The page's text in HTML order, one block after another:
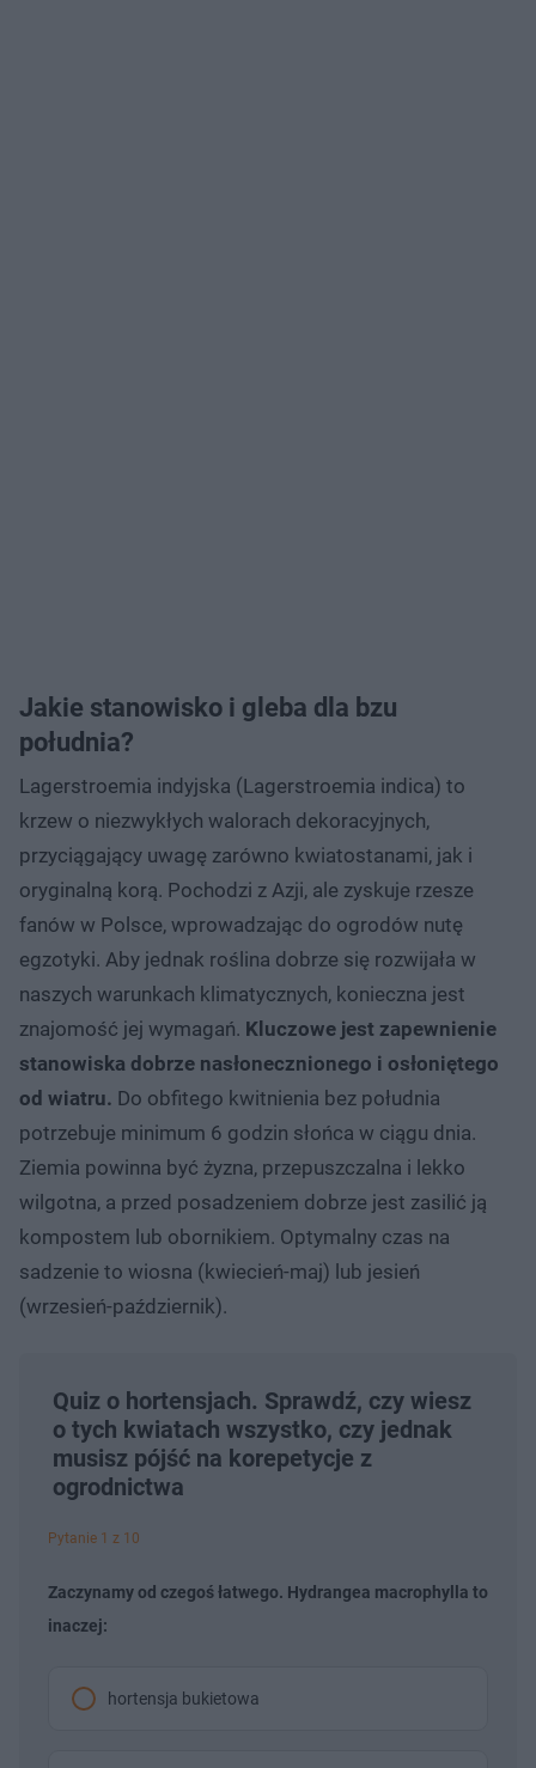
Jakie stanowisko i gleba dla bzu
południa?
Lagerstroemia indyjska (Lagerstroemia indica) to
krzew o niezwykłych walorach dekoracyjnych,
przyciągający uwagę zarówno kwiatostanami, jak i
oryginalną korą. Pochodzi z Azji, ale zyskuje rzesze
fanów w Polsce, wprowadzając do ogrodów nutę
egzotyki. Aby jednak roślina dobrze się rozwijała w
naszych warunkach klimatycznych, konieczna jest
znajomość jej wymagań. Kluczowe jest zapewnienie
stanowiska dobrze nasłonecznionego i osłoniętego
od wiatru. Do obfitego kwitnienia bez południa
potrzebuje minimum 6 godzin słońca w ciągu dnia.
Ziemia powinna być żyzna, przepuszczalna i lekko
wilgotna, a przed posadzeniem dobrze jest zasilić ją
kompostem lub obornikiem. Optymalny czas na
sadzenie to wiosna (kwiecień-maj) lub jesień
(wrzesień-październik).
Quiz o hortensjach. Sprawdź, czy wiesz
o tych kwiatach wszystko, czy jednak
musisz pójść na korepetycje z
ogrodnictwa
Pytanie 1 z 10
Zaczynamy od czegoś łatwego. Hydrangea macrophylla to
inaczej:
hortensja bukietowa